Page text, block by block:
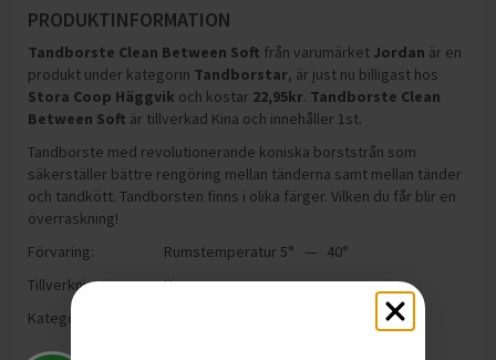
PRODUKTINFORMATION
Tandborste Clean Between Soft från varumärket Jordan är en
produkt under kategorin Tandborstar, är just nu billigast hos
Stora Coop Häggvik och kostar 22,95kr. Tandborste Clean
Between Soft är tillverkad Kina och innehåller 1st.
Tandborste med revolutionerande koniska borststrån som
säkerställer bättre rengöring mellan tänderna samt mellan tänder
och tandkött. Tandborsten finns i olika färger. Vilken du får blir en
överraskning!
Förvaring:
Rumstemperatur 5° — 40°
Tillverkning:
Kina
Kategorier: